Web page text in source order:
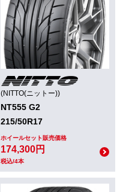
(NITTO(ニットー))
NT555 G2
215/50R17
ホイールセット販売価格
174,300円
税込/4本